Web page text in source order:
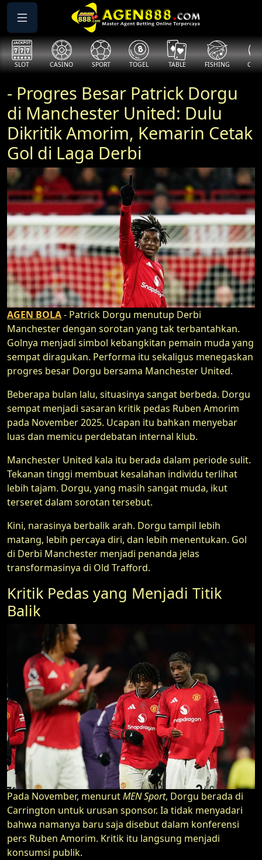
SLOT CASINO SPORT TOGEL TABLE FISHING
- Progres Besar Patrick Dorgu
di Manchester United: Dulu
Dikritik Amorim, Kemarin Cetak
Gol di Laga Derbi
AGEN BOLA- Patrick Dorgu menutup Derbi
Manchester dengan sorotan yang tak terbantahkan.
Golnya menjadi simbol kebangkitan pemain muda yang
sempat diragukan. Performa itu sekaligus menegaskan
progres besar Dorgu bersama Manchester United.
Beberapa bulan lalu, situasinya sangat berbeda. Dorgu
sempat menjadi sasaran kritik pedas Ruben Amorim
pada November 2025. Ucapan itu bahkan menyebar
luas dan memicu perdebatan internal klub.
Manchester United kala itu berada dalam periode sulit.
Tekanan tinggi membuat kesalahan individu terlihat
lebih tajam. Dorgu, yang masih sangat muda, ikut
terseret dalam sorotan tersebut.
Kini, narasinya berbalik arah. Dorgu tampil lebih
matang, lebih percaya diri, dan lebih menentukan. Gol
di Derbi Manchester menjadi penanda jelas
transformasinya di Old Trafford.
Kritik Pedas yang Menjadi Titik
Balik
Pada November, menurutMEN Sport, Dorgu berada di
Carrington untuk urusan sponsor. Ia tidak menyadari
bahwa namanya baru saja disebut dalam konferensi
pers Ruben Amorim. Kritik itu langsung menjadi
konsumsi publik.